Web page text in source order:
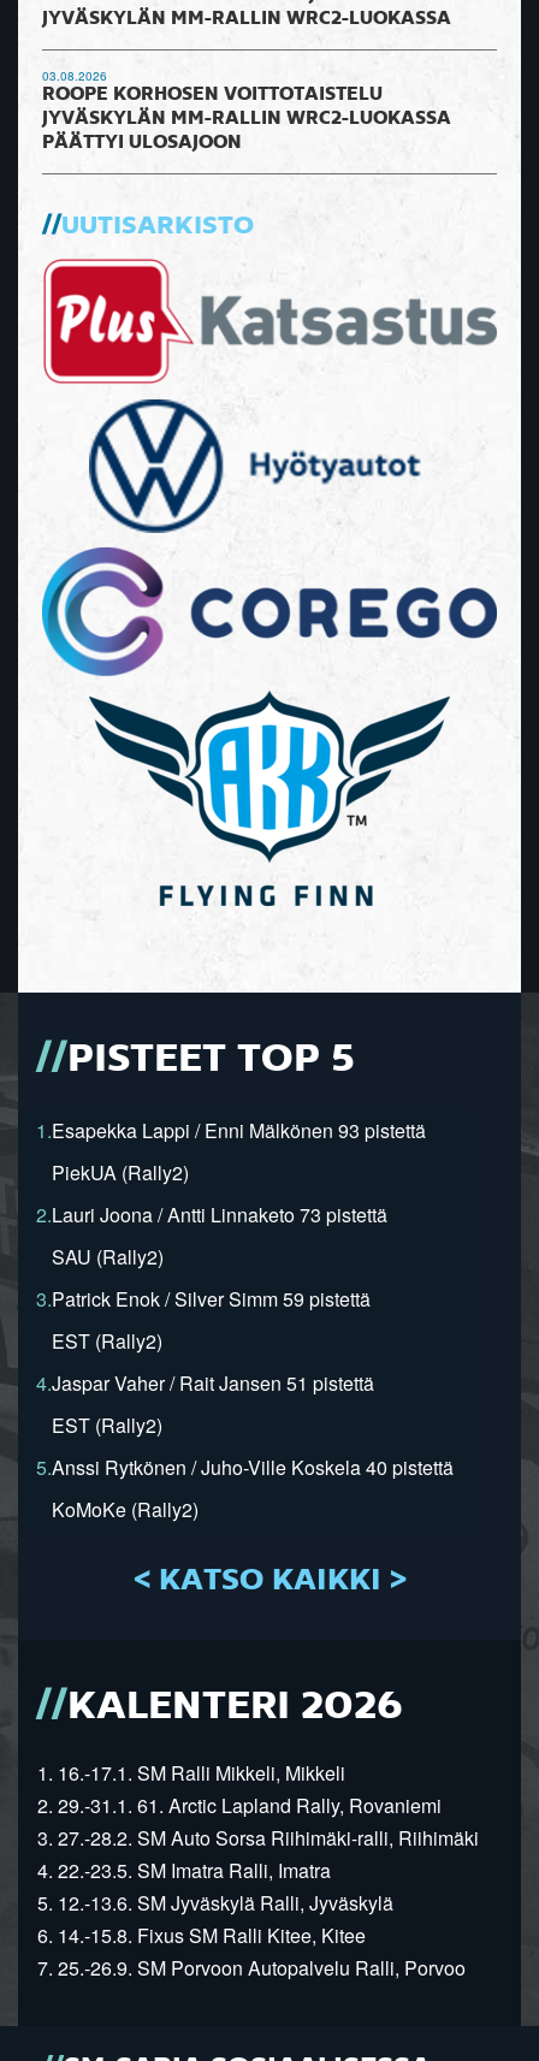
JYVÄSKYLÄN MM-RALLIN WRC2-LUOKASSA
03.08.2026
ROOPE KORHOSEN VOITTOTAISTELU
JYVÄSKYLÄN MM-RALLIN WRC2-LUOKASSA
PÄÄTTYI ULOSAJOON
UUTISARKISTO
PISTEET TOP 5
1.Esapekka Lappi / Enni Mälkönen 93 pistettä
PiekUA (Rally2)
2.Lauri Joona / Antti Linnaketo 73 pistettä
SAU (Rally2)
3.Patrick Enok / Silver Simm 59 pistettä
EST (Rally2)
4.Jaspar Vaher / Rait Jansen 51 pistettä
EST (Rally2)
5.Anssi Rytkönen / Juho-Ville Koskela 40 pistettä
KoMoKe (Rally2)
< KATSO KAIKKI >
KALENTERI 2026
1. 16.-17.1. SM Ralli Mikkeli, Mikkeli
2. 29.-31.1. 61. Arctic Lapland Rally, Rovaniemi
3. 27.-28.2. SM Auto Sorsa Riihimäki-ralli, Riihimäki
4. 22.-23.5. SM Imatra Ralli, Imatra
5. 12.-13.6. SM Jyväskylä Ralli, Jyväskylä
6. 14.-15.8. Fixus SM Ralli Kitee, Kitee
7. 25.-26.9. SM Porvoon Autopalvelu Ralli, Porvoo